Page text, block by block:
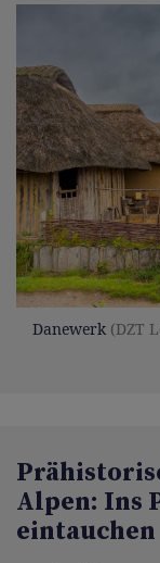
Danewerk (DZT
Alpen: Ins
eintauchen